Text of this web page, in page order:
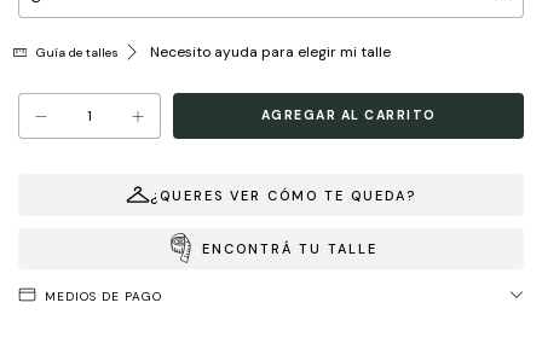
Guía de talles Necesito ayuda para elegir mi talle
¿QUERES VER CÓMO TE QUEDA?
ENCONTRÁ TU TALLE
MEDIOS DE PAGO